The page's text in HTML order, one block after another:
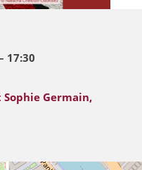
17:30
Germain,